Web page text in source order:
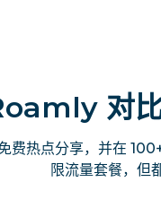
对
费热点分享，并在
限流量套餐，但